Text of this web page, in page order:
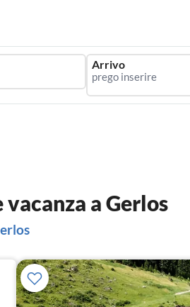
Arrivo
a Gerlos